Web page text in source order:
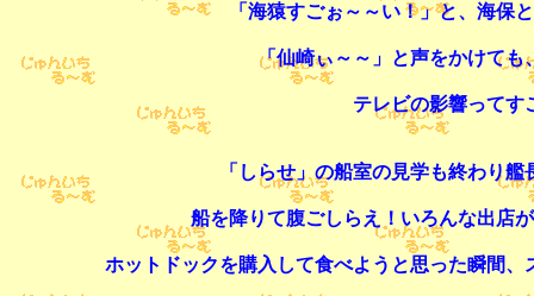
「海猿すごぉ～～い！」と、海保
「仙崎ぃ～～」と声をかけても
テレビの影響ってす
「しらせ」の船室の見学も終わり
船を降りて腹ごしらえ！いろんな出店
ホットドックを購入して食べようと思った瞬間